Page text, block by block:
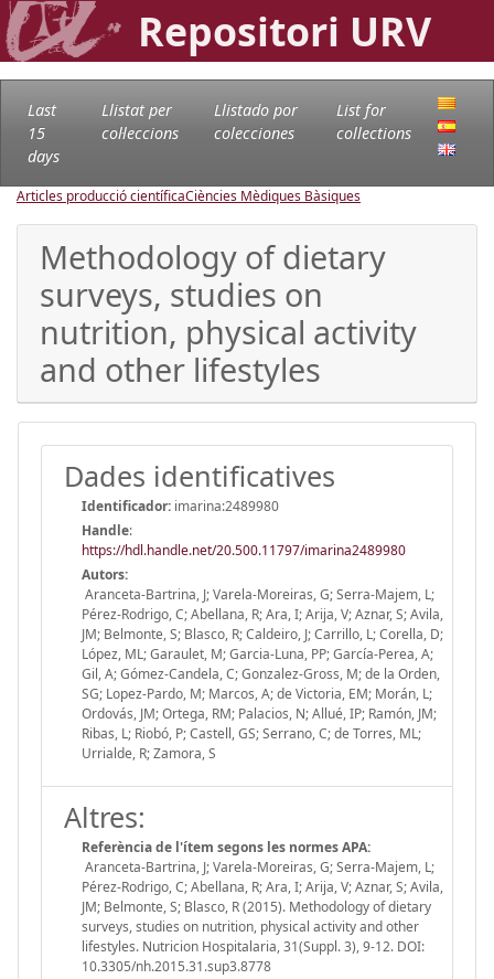
Repositori URV
Last
15
days
Llistat per
col·leccions
Llistado por
colecciones
List for
collections
Articles producció científicaCiències Mèdiques Bàsiques
Methodology of dietary
surveys, studies on
nutrition, physical activity
and other lifestyles
Dades identificatives
Identificador: imarina:2489980
Handle:
https://hdl.handle.net/20.500.11797/imarina2489980
Autors:
Aranceta-Bartrina, J; Varela-Moreiras, G; Serra-Majem, L;
Pérez-Rodrigo, C; Abellana, R; Ara, I; Arija, V; Aznar, S; Avila,
JM; Belmonte, S; Blasco, R; Caldeiro, J; Carrillo, L; Corella, D;
López, ML; Garaulet, M; Garcia-Luna, PP; García-Perea, A;
Gil, A; Gómez-Candela, C; Gonzalez-Gross, M; de la Orden,
SG; Lopez-Pardo, M; Marcos, A; de Victoria, EM; Morán, L;
Ordovás, JM; Ortega, RM; Palacios, N; Allué, IP; Ramón, JM;
Ribas, L; Riobó, P; Castell, GS; Serrano, C; de Torres, ML;
Urrialde, R; Zamora, S
Altres:
Referència de l'ítem segons les normes APA:
Aranceta-Bartrina, J; Varela-Moreiras, G; Serra-Majem, L;
Pérez-Rodrigo, C; Abellana, R; Ara, I; Arija, V; Aznar, S; Avila,
JM; Belmonte, S; Blasco, R (2015). Methodology of dietary
surveys, studies on nutrition, physical activity and other
lifestyles. Nutricion Hospitalaria, 31(Suppl. 3), 9-12. DOI:
10.3305/nh.2015.31.sup3.8778